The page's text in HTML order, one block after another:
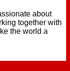
about
together with
the world a